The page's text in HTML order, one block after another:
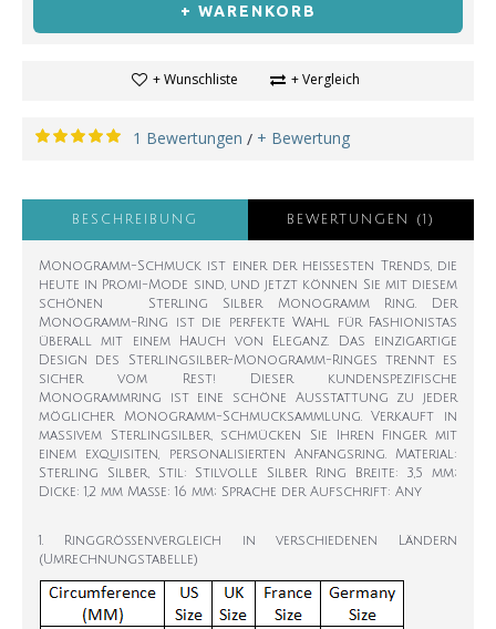
+ WARENKORB
+ Wunschliste + Vergleich
1 Bewertungen / + Bewertung
BESCHREIBUNG BEWERTUNGEN (1)
Monogramm-Schmuck ist einer der heißesten Trends, die
heute in Promi-Mode sind, und jetzt können Sie mit diesem
schönen Sterling Silber Monogramm Ring. Der
Monogramm-Ring ist die perfekte Wahl für Fashionistas
überall mit einem Hauch von Eleganz. Das einzigartige
Design des Sterlingsilber-Monogramm-Ringes trennt es
sicher vom Rest! Dieser kundenspezifische
Monogrammring ist eine schöne Ausstattung zu jeder
möglicher Monogramm-Schmucksammlung. Verkauft in
massivem Sterlingsilber, schmücken Sie Ihren Finger mit
einem exquisiten, personalisierten Anfangsring. Material:
Sterling Silber, Stil: Stilvolle Silber Ring Breite: 3,5 mm;
Dicke: 1,2 mm Maße: 16 mm; Sprache der Aufschrift: Any
1. Ringgrößenvergleich in verschiedenen Ländern
(Umrechnungstabelle)